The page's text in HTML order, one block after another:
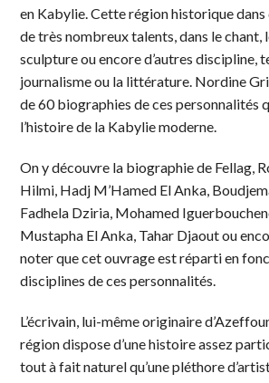
en Kabylie. Cette région historique
de très nombreux talents, dans le chant,
sculpture ou encore d’autres discipline,
journalisme ou la littérature. Nordine
de 60 biographies de ces personnalités
l’histoire de la Kabylie moderne.
On y découvre la biographie de Fellag,
Hilmi, Hadj M’Hamed El Anka,
Fadhela Dziria, Mohamed
Mustapha El Anka, Tahar Djaout ou
noter que cet ouvrage est réparti en
disciplines de ces personnalités.
L’écrivain, lui-même originaire
région dispose d’une histoire assez
tout à fait naturel qu’une pléthore